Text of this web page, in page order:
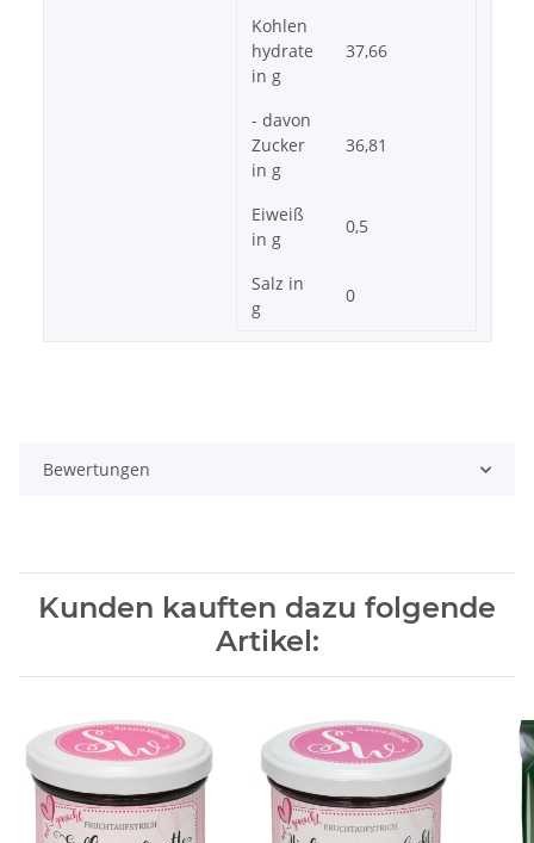
Kohlen
hydrate
in g
37,66
- davon
Zucker
in g
36,81
Eiweiß
in g
0,5
Salz in
g
0
Bewertungen
Kunden kauften dazu folgende
Artikel: